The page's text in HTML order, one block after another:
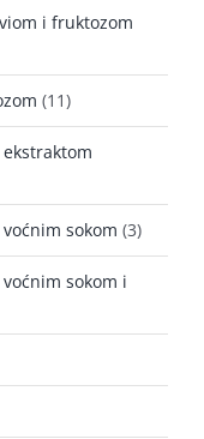
i fruktozom
(11)
sokom (3)
sokom i